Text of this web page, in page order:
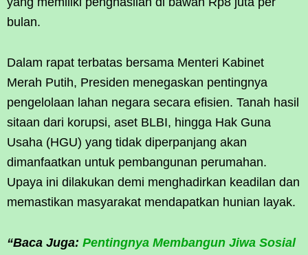
bulan.
Dalam rapat terbatas bersama Menteri Kabinet
Merah Putih, Presiden menegaskan pentingnya
pengelolaan lahan negara secara efisien. Tanah hasil
sitaan dari korupsi, aset BLBI, hingga Hak Guna
Usaha (HGU) yang tidak diperpanjang akan
dimanfaatkan untuk pembangunan perumahan.
Upaya ini dilakukan demi menghadirkan keadilan dan
memastikan masyarakat mendapatkan hunian layak.
“Baca Juga: Pentingnya Membangun Jiwa Sosial